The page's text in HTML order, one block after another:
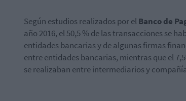
Según estudios realizados por elBanco de
año 2016, el 50,5 % de las transacciones se
entidades bancarias y de algunas firmas
entre entidades bancarias, mientras que el
se realizaban entre intermediarios y